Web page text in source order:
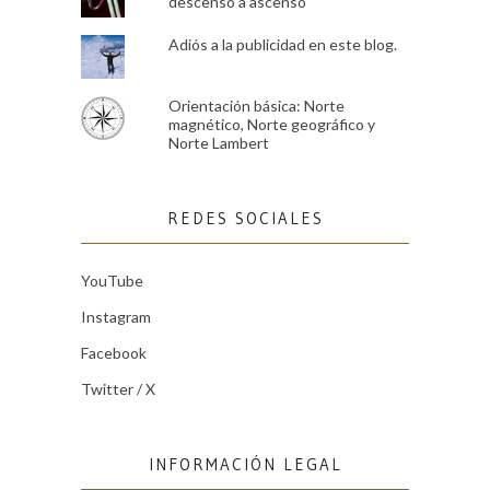
Adiós a la publicidad en este blog.
Orientación básica: Norte
magnético, Norte geográfico y
Norte Lambert
REDES SOCIALES
YouTube
Instagram
Facebook
Twitter / X
INFORMACIÓN LEGAL